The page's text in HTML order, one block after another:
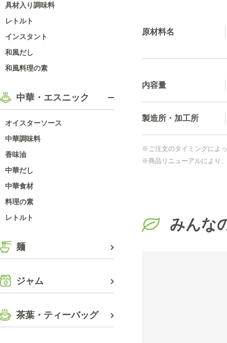
具材入り調味料
レトルト
インスタント
和風だし
和風料理の素
中華・エスニック
オイスターソース
中華調味料
香味油
中華だし
中華食材
料理の素
レトルト
麺
ジャム
茶葉・ティーバッグ
原材料名
内容量
製造所・加工所
※ご注文のタイミングによ
※商品リニューアルにより
みんな